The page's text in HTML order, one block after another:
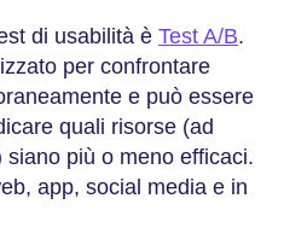
di usabilità è Test A/B.
per confrontare
e può essere
quali risorse (ad
più o meno efficaci.
app, social media e in